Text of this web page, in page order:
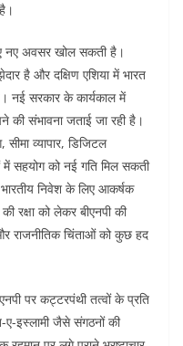
नए अवसर खोल सकती है।
है और दक्षिण एशिया में भारत
नई सरकार के कार्यकाल में
की संभावना जताई जा रही है।
व्यापार, डिजिटल
में सहयोग को नई गति मिल सकती
निवेश के लिए आकर्षक
रक्षा को लेकर बीएनपी की
राजनीतिक चिंताओं को कुछ हद
पर कट्टरपंथी तत्वों के प्रति
इस्लामी जैसे संगठनों की